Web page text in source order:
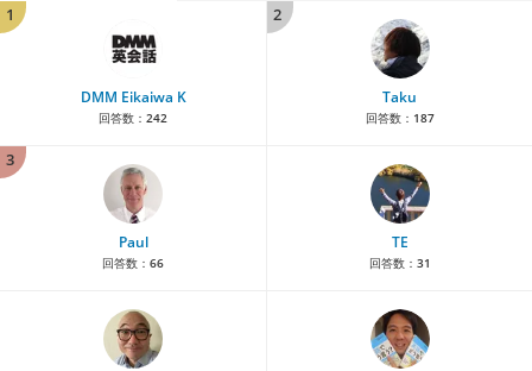
1
DMM Eikaiwa K
回答数： 242
2
Taku
回答数： 187
3
Paul
回答数： 66
TE
回答数： 31